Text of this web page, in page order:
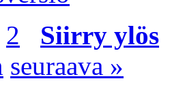
2
Siirry ylös
seuraava »